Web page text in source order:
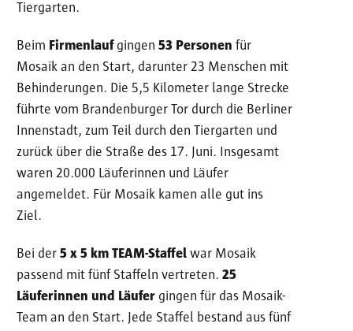
Tiergarten.
Beim Firmenlauf gingen 53 Personen für
Mosaik an den Start, darunter 23 Menschen mit
Behinderungen. Die 5,5 Kilometer lange Strecke
führte vom Brandenburger Tor durch die Berliner
Innenstadt, zum Teil durch den Tiergarten und
zurück über die Straße des 17. Juni. Insgesamt
waren 20.000 Läuferinnen und Läufer
angemeldet. Für Mosaik kamen alle gut ins
Ziel.
Bei der 5 x 5 km TEAM-Staffel war Mosaik
passend mit fünf Staffeln vertreten. 25
Läuferinnen und Läufer gingen für das Mosaik-
Team an den Start. Jede Staffel bestand aus fünf